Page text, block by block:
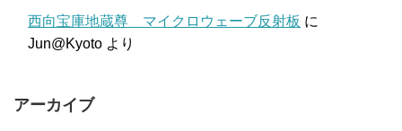
西向宝庫地蔵尊 マイクロウェーブ反射板 に
Jun@Kyoto より
アーカイブ